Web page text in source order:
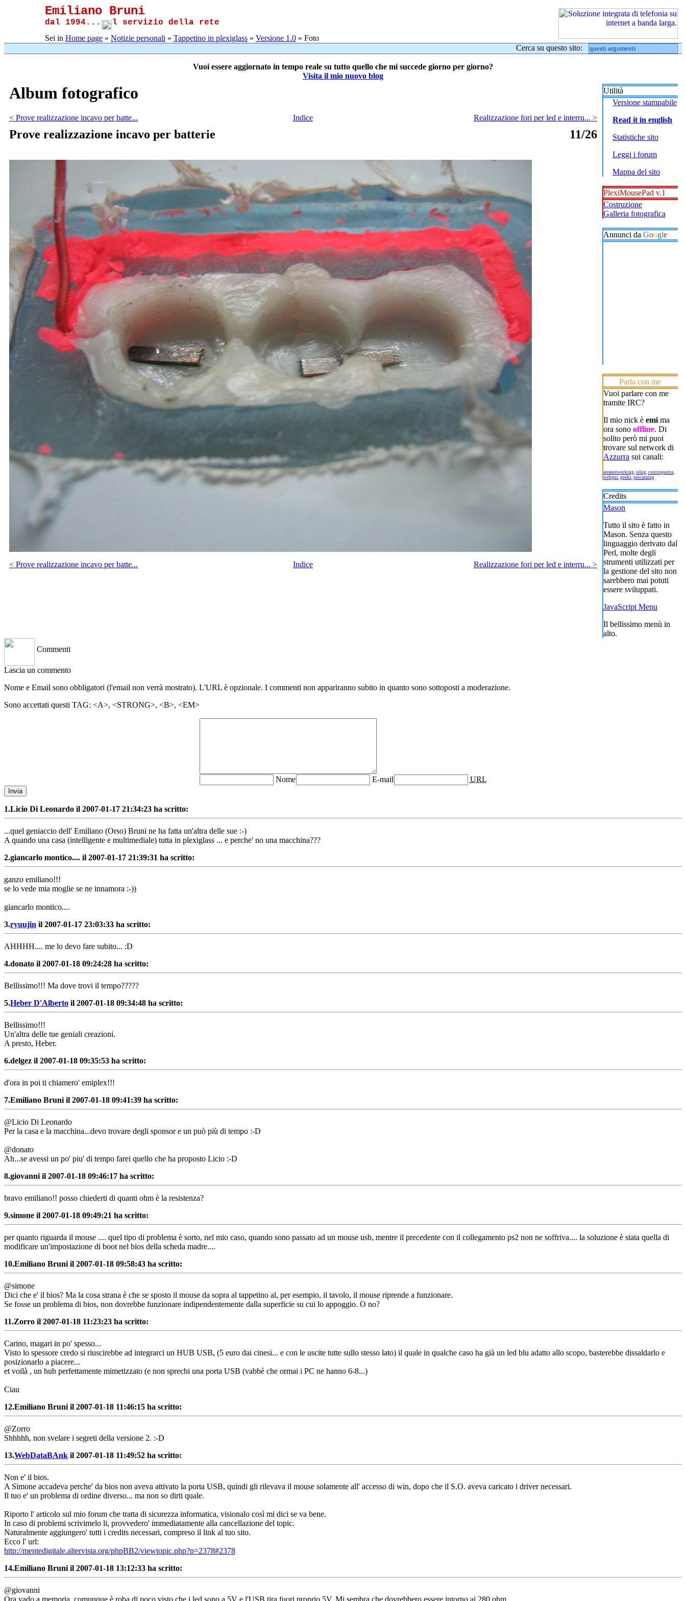
Emiliano Bruni
dal 1994... l servizio della rete
Sei in Home page » Notizie personali » Tappetino in plexiglass » Versione 1.0 » Foto
Cerca su questo sito:
Vuoi essere aggiornato in tempo reale su tutto quello che mi succede giorno per giorno?
Visita il mio nuovo blog
Album fotografico
< Prove realizzazione incavo per batte... Indice Realizzazione fori per led e interru... >
Prove realizzazione incavo per batterie 11/26
< Prove realizzazione incavo per batte... Indice Realizzazione fori per led e interru... >
Utilità
Versione stampabile
Read it in english
Statistiche sito
Leggi i forum
Mappa del sito
PlexiMousePad v.1
Costruzione
Galleria fotografica
Annunci da Google
Parla con me
Vuoi parlare con me
tramite IRC?
Il mio nick è emi ma
ora sono offline. Di
solito però mi puoi
trovare sul network di
Azzurra sui canali:
areanetworking, telug, controguerra,
webgui, geeks, pescaralug
Credits
Mason
Tutto il sito è fatto in
Mason. Senza questo
linguaggio derivato dal
Perl, molte degli
strumenti utilizzati per
la gestione del sito non
sarebbero mai potuti
essere sviluppati.
JavaScript Menu
Il bellissimo menù in
alto.
Commenti
Lascia un commento
Nome e Email sono obbligatori (l'email non verrà mostrato). L'URL è opzionale. I commenti non appariranno subito in quanto sono sottoposti a moderazione.
Sono accettati questi TAG: <A>, <STRONG>, <B>, <EM>
Nome E-mail URL
Invia
1.Licio Di Leonardo il 2007-01-17 21:34:23 ha scritto:
...quel geniaccio dell' Emiliano (Orso) Bruni ne ha fatta un'altra delle sue :-)
A quando una casa (intelligente e multimediale) tutta in plexiglass ... e perche' no una macchina???
2.giancarlo montico.... il 2007-01-17 21:39:31 ha scritto:
ganzo emiliano!!!
se lo vede mia moglie se ne innamora :-))
giancarlo montico....
3.ryuujin il 2007-01-17 23:03:33 ha scritto:
AHHHH.... me lo devo fare subito... :D
4.donato il 2007-01-18 09:24:28 ha scritto:
Bellissimo!!! Ma dove trovi il tempo?????
5.Heber D'Alberto il 2007-01-18 09:34:48 ha scritto:
Bellissimo!!!
Un'altra delle tue geniali creazioni.
A presto, Heber.
6.delgez il 2007-01-18 09:35:53 ha scritto:
d'ora in poi ti chiamero' emiplex!!!
7.Emiliano Bruni il 2007-01-18 09:41:39 ha scritto:
@Licio Di Leonardo
Per la casa e la macchina...devo trovare degli sponsor e un può più di tempo :-D
@donato
Ah...se avessi un po' piu' di tempo farei quello che ha proposto Licio :-D
8.giovanni il 2007-01-18 09:46:17 ha scritto:
bravo emiliano!! posso chiederti di quanti ohm è la resistenza?
9.simone il 2007-01-18 09:49:21 ha scritto:
per quanto riguarda il mouse .... quel tipo di problema è sorto, nel mio caso, quando sono passato ad un mouse usb, mentre il precedente con il collegamento ps2 non ne soffriva.... la soluzione è stata quella di
modificare un'impostazione di boot nel bios della scheda madre....
10.Emiliano Bruni il 2007-01-18 09:58:43 ha scritto:
@simone
Dici che e' il bios? Ma la cosa strana è che se sposto il mouse da sopra al tappetino al, per esempio, il tavolo, il mouse riprende a funzionare.
Se fosse un problema di bios, non dovrebbe funzionare indipendentemente dalla superficie su cui lo appoggio. O no?
11.Zorro il 2007-01-18 11:23:23 ha scritto:
Carino, magari in po' spesso...
Visto lo spessore credo si riuscirebbe ad integrarci un HUB USB, (5 euro dai cinesi... e con le uscite tutte sullo stesso lato) il quale in qualche caso ha già un led blu adatto allo scopo, basterebbe dissaldarlo e
posizionarlo a piacere...
et voilà , un hub perfettamente mimetizzato (e non sprechi una porta USB (vabbè che ormai i PC ne hanno 6-8...)
Ciau
12.Emiliano Bruni il 2007-01-18 11:46:15 ha scritto:
@Zorro
Shhhhh, non svelare i segreti della versione 2. :-D
13.WebDataBAnk il 2007-01-18 11:49:52 ha scritto:
Non e' il bios.
A Simone accadeva perche' da bios non aveva attivato la porta USB, quindi gli rilevava il mouse solamente all' accesso di win, dopo che il S.O. aveva caricato i driver necessari.
Il tuo e' un problema di ordine diverso... ma non so dirti quale.
Riporto l' articolo sul mio forum che tratta di sicurezza informatica, visionalo così mi dici se va bene.
In caso di problemi scrivimelo li, provvedero' immediatamente alla cancellazione del topic.
Naturalmente aggiungero' tutti i credits necessari, compreso il link al tuo sito.
Ecco l' url:
http://mentedigitale.altervista.org/phpBB2/viewtopic.php?p=2378#2378
14.Emiliano Bruni il 2007-01-18 13:12:33 ha scritto:
@giovanni
Ora vado a memoria, comunque è roba di poco visto che i led sono a 5V e l'USB tira fuori proprio 5V. Mi sembra che dovrebbero essere intorno ai 280 ohm.